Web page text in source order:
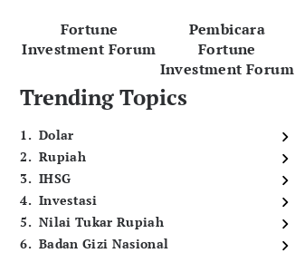
Fortune
Investment Forum
Pembicara
Fortune
Investment Forum
Trending Topics
1. Dolar
2. Rupiah
3. IHSG
4. Investasi
5. Nilai Tukar Rupiah
6. Badan Gizi Nasional